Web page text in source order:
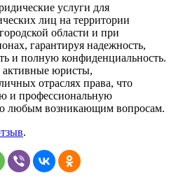
услуги для
лиц на территории
области и при
гарантируя надежность,
и полную конфиденциальность.
активные юристы,
отраслях права, что
и профессиональную
любым возникающим вопросам.
.